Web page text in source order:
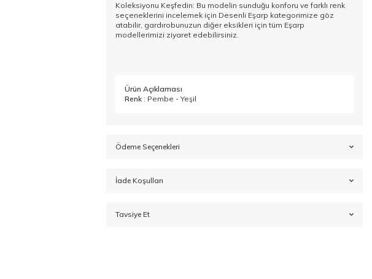
Koleksiyonu Keşfedin: Bu modelin sunduğu konforu ve farklı renk
seçeneklerini incelemek için Desenli Eşarp kategorimize göz
atabilir, gardırobunuzun diğer eksikleri için tüm Eşarp
modellerimizi ziyaret edebilirsiniz.
Ürün Açıklaması
Renk : Pembe - Yeşil
Ödeme Seçenekleri
İade Koşulları
Tavsiye Et